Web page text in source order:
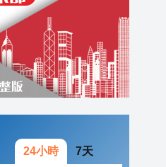
24小時 7天